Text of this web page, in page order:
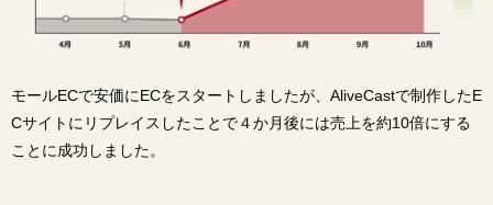
モールECで安価にECをスタートしましたが、AliveCastで制作したE
Cサイトにリプレイスしたことで４か月後には売上を約10倍にする
ことに成功しました。